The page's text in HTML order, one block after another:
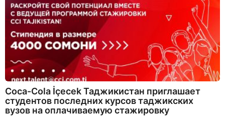
Coca-Cola İçecek Таджикистан приглашает
студентов последних курсов таджикских
вузов на оплачиваемую стажировку